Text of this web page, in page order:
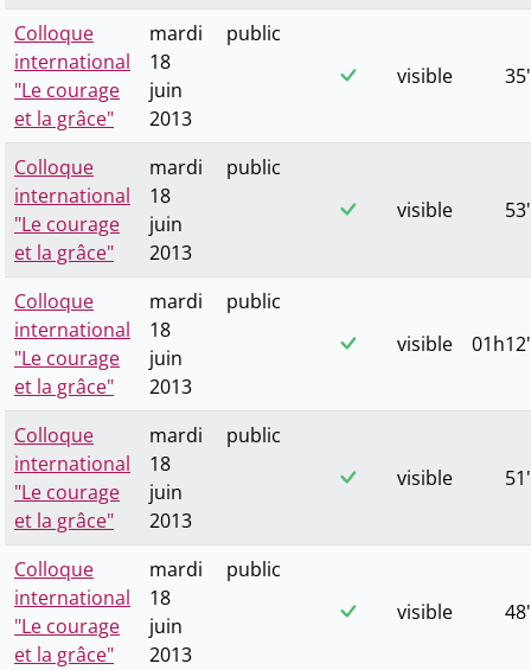
Colloque
international
"Le courage
et la grâce"
mardi
18
juin
2013
public
visible
Colloque
international
"Le courage
et la grâce"
mardi
18
juin
2013
public
visible
Colloque
international
"Le courage
et la grâce"
mardi
18
juin
2013
public
visible
Colloque
international
"Le courage
et la grâce"
mardi
18
juin
2013
public
visible
Colloque
international
"Le courage
et la grâce"
mardi
18
juin
2013
public
visible